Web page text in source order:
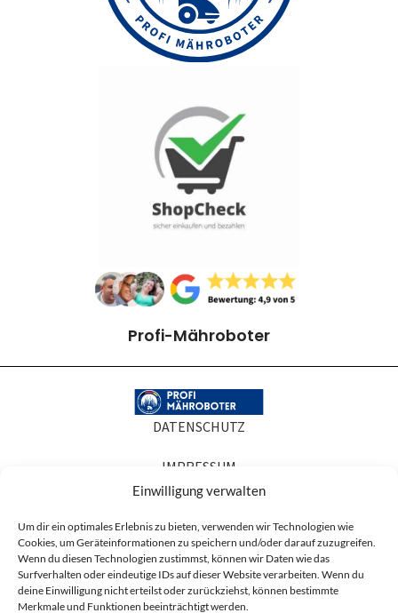
Einwilligung verwalten
Um dir ein optimales Erlebnis zu bieten, verwenden wir Technologien wie
Cookies, um Geräteinformationen zu speichern und/oder darauf zuzugreifen.
Wenn du diesen Technologien zustimmst, können wir Daten wie das
Surfverhalten oder eindeutige IDs auf dieser Website verarbeiten. Wenn du
deine Einwilligung nicht erteilst oder zurückziehst, können bestimmte
Merkmale und Funktionen beeinträchtigt werden.
Profi-Mähroboter
DATENSCHUTZ
IMPRESSUM
AGB
Produktabbildungen dienen der Illustration. Sie können Zubehör oder
Ausstattung zeigen, die nicht zum Lieferumfang gehören, und in Details vom